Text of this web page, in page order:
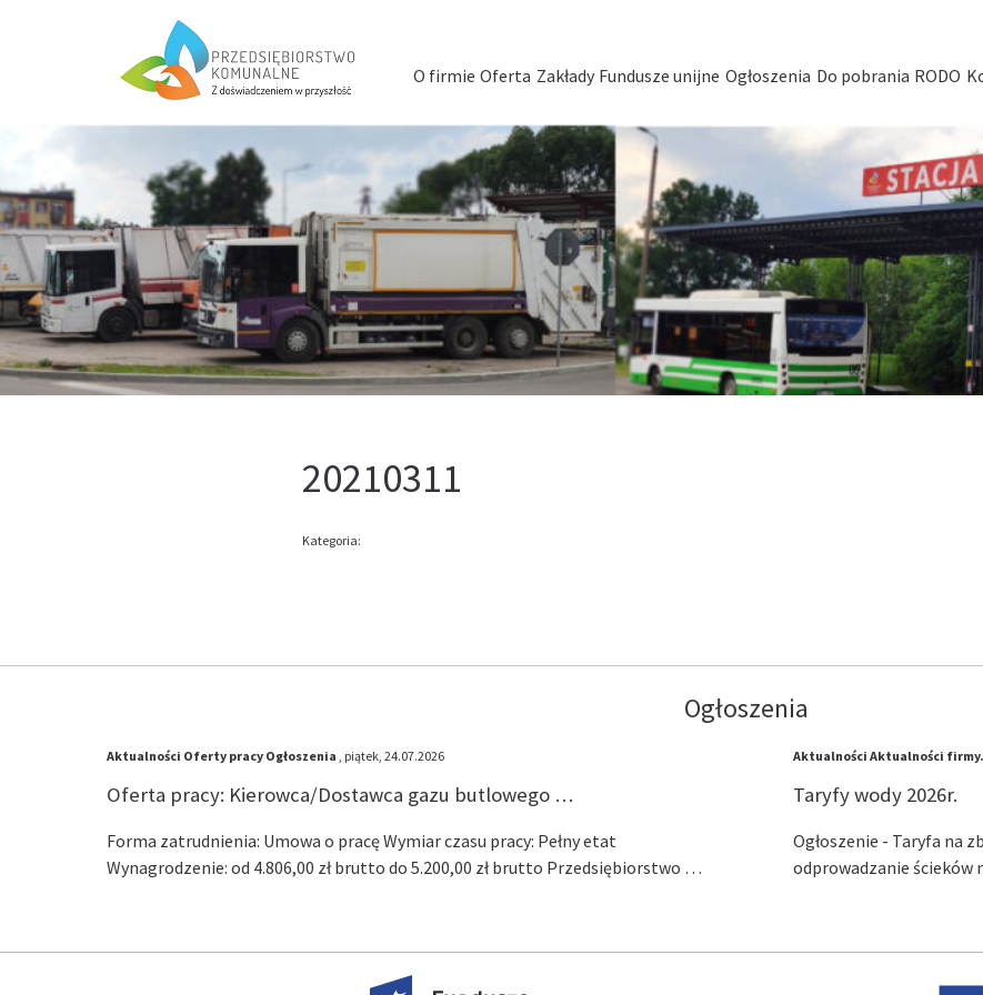
O firmie Oferta Zakłady Fundusze unijne Ogłoszenia Do pobrania RODO
20210311
Kategoria:
Ogłoszenia
Aktualności Oferty pracy Ogłoszenia , piątek, 24.07.2026
Oferta pracy: Kierowca/Dostawca gazu butlowego …
Forma zatrudnienia: Umowa o pracę Wymiar czasu pracy: Pełny etat
Wynagrodzenie: od 4.806,00 zł brutto do 5.200,00 zł brutto Przedsiębiorstwo …
Aktualności Aktualności firmy.
Taryfy wody 2026r.
Ogłoszenie - Taryfa na
odprowadzanie ścieków